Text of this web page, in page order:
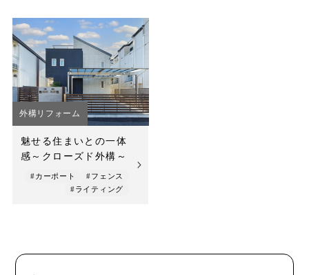
会社概要
店舗案内
スタッフ紹介
プライバシーポリシー
サイトマップ
外構リフォーム
魅せる住まいとの一体
感～クローズド外構～
#カーポート
#フェンス
#ライティング